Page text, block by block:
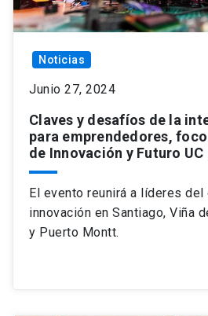
Noticias
Junio 27, 2024
Claves y desafíos de la
para emprendedores,
de Innovación y Futuro UC
El evento reunirá a líderes
innovación en Santiago, Viña
y Puerto Montt.